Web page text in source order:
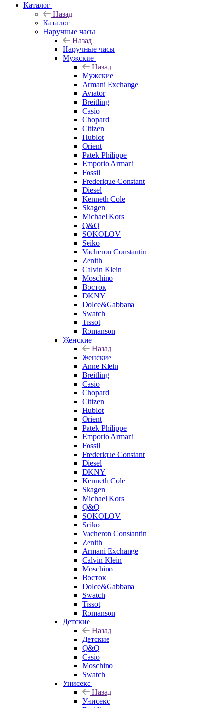
Каталог
Назад
Каталог
Наручные часы
Назад
Наручные часы
Мужские
Назад
Мужские
Armani Exchange
Aviator
Breitling
Casio
Chopard
Citizen
Hublot
Orient
Patek Philippe
Emporio Armani
Fossil
Frederique Constant
Diesel
Kenneth Cole
Skagen
Michael Kors
Q&Q
SOKOLOV
Seiko
Vacheron Constantin
Zenith
Calvin Klein
Moschino
Восток
DKNY
Dolce&Gabbana
Swatch
Tissot
Romanson
Женские
Назад
Женские
Anne Klein
Breitling
Casio
Chopard
Citizen
Hublot
Orient
Patek Philippe
Emporio Armani
Fossil
Frederique Constant
Diesel
DKNY
Kenneth Cole
Skagen
Michael Kors
Q&Q
SOKOLOV
Seiko
Vacheron Constantin
Zenith
Armani Exchange
Calvin Klein
Moschino
Восток
Dolce&Gabbana
Swatch
Tissot
Romanson
Детские
Назад
Детские
Q&Q
Casio
Moschino
Swatch
Унисекс
Назад
Унисекс